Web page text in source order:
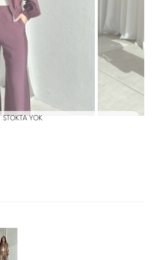
STOKTA YOK